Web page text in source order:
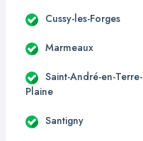
Cussy-les-Forges
Marmeaux
Saint-André-en-Terre-
Plaine
Santigny